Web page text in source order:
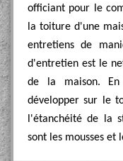
officiant pour le
la toiture d'une
entretiens de
d'entretien est le
de la maison. En
développer sur le
l'étanchéité de la
sont les mousses et